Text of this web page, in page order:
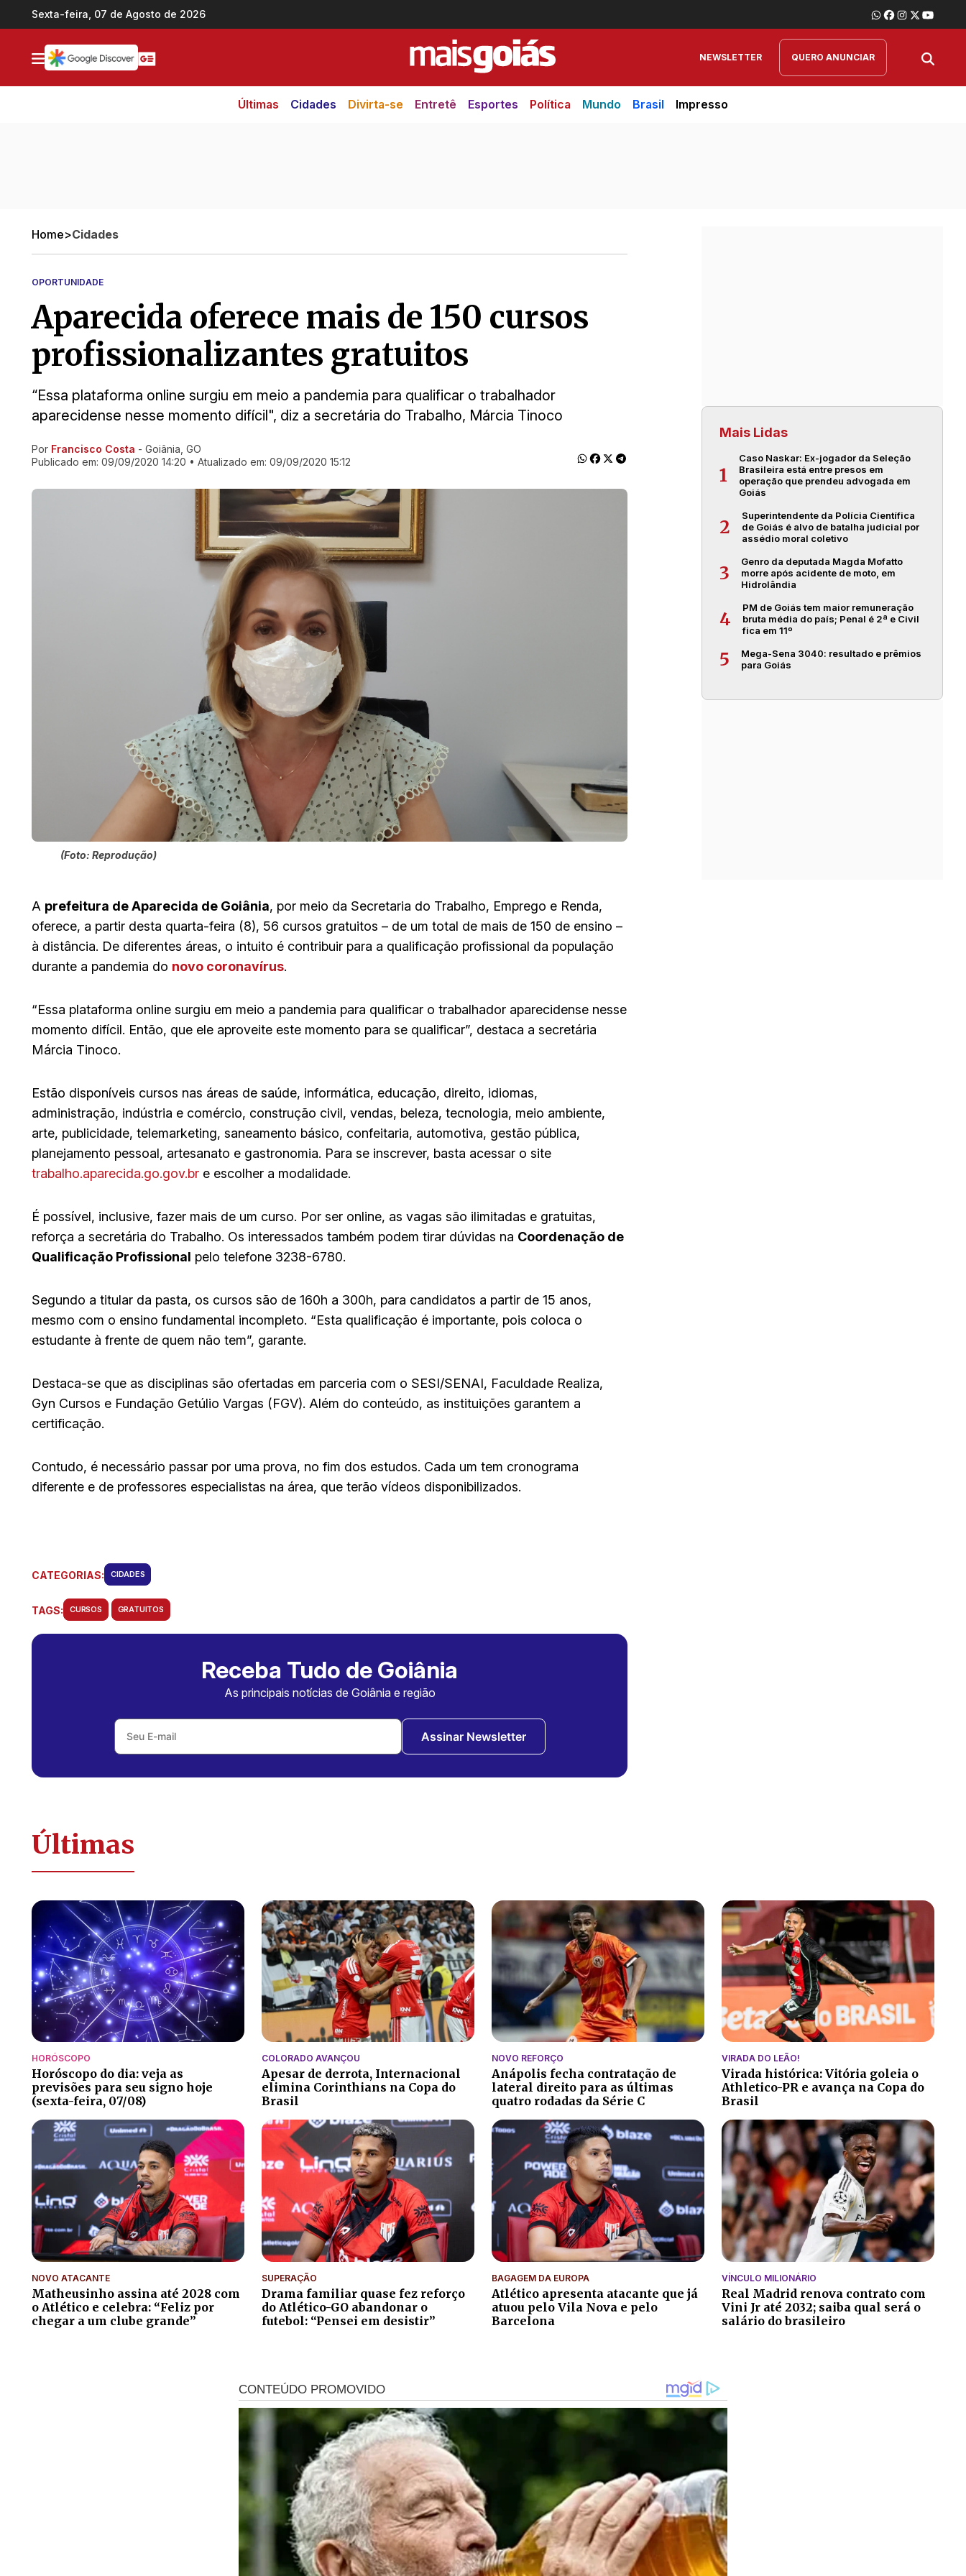
Ir direto pro conteúdo
Sexta-feira, 07 de Agosto de 2026
NEWSLETTER QUERO ANUNCIAR
Últimas Cidades Divirta-se Entretê Esportes Política Mundo Brasil Impresso
Home>Cidades
OPORTUNIDADE
Aparecida oferece mais de 150 cursos
profissionalizantes gratuitos
“Essa plataforma online surgiu em meio a pandemia para qualificar o trabalhador
aparecidense nesse momento difícil", diz a secretária do Trabalho, Márcia Tinoco
Ir direto pra matéria
Por Francisco Costa - Goiânia, GO
Publicado em: 09/09/2020 14:20 • Atualizado em: 09/09/2020 15:12
(Foto: Reprodução)
A prefeitura de Aparecida de Goiânia, por meio da Secretaria do Trabalho, Emprego e Renda,
oferece, a partir desta quarta-feira (8), 56 cursos gratuitos – de um total de mais de 150 de ensino –
à distância. De diferentes áreas, o intuito é contribuir para a qualificação profissional da população
durante a pandemia do novo coronavírus.
“Essa plataforma online surgiu em meio a pandemia para qualificar o trabalhador aparecidense nesse
momento difícil. Então, que ele aproveite este momento para se qualificar”, destaca a secretária
Márcia Tinoco.
Estão disponíveis cursos nas áreas de saúde, informática, educação, direito, idiomas,
administração, indústria e comércio, construção civil, vendas, beleza, tecnologia, meio ambiente,
arte, publicidade, telemarketing, saneamento básico, confeitaria, automotiva, gestão pública,
planejamento pessoal, artesanato e gastronomia. Para se inscrever, basta acessar o site
trabalho.aparecida.go.gov.br e escolher a modalidade.
É possível, inclusive, fazer mais de um curso. Por ser online, as vagas são ilimitadas e gratuitas,
reforça a secretária do Trabalho. Os interessados também podem tirar dúvidas na Coordenação de
Qualificação Profissional pelo telefone 3238-6780.
Segundo a titular da pasta, os cursos são de 160h a 300h, para candidatos a partir de 15 anos,
mesmo com o ensino fundamental incompleto. “Esta qualificação é importante, pois coloca o
estudante à frente de quem não tem”, garante.
Destaca-se que as disciplinas são ofertadas em parceria com o SESI/SENAI, Faculdade Realiza,
Gyn Cursos e Fundação Getúlio Vargas (FGV). Além do conteúdo, as instituições garantem a
certificação.
Contudo, é necessário passar por uma prova, no fim dos estudos. Cada um tem cronograma
diferente e de professores especialistas na área, que terão vídeos disponibilizados.
CATEGORIAS: CIDADES
TAGS: CURSOS GRATUITOS
Receba Tudo de Goiânia
As principais notícias de Goiânia e região
Assinar Newsletter
Mais Lidas
1
Caso Naskar: Ex-jogador da Seleção
Brasileira está entre presos em
operação que prendeu advogada em
Goiás
2
Superintendente da Polícia Científica
de Goiás é alvo de batalha judicial por
assédio moral coletivo
3
Genro da deputada Magda Mofatto
morre após acidente de moto, em
Hidrolândia
4
PM de Goiás tem maior remuneração
bruta média do país; Penal é 2ª e Civil
fica em 11º
5
Mega-Sena 3040: resultado e prêmios
para Goiás
Últimas
HORÓSCOPO
Horóscopo do dia: veja as
previsões para seu signo hoje
(sexta-feira, 07/08)
COLORADO AVANÇOU
Apesar de derrota, Internacional
elimina Corinthians na Copa do
Brasil
NOVO REFORÇO
Anápolis fecha contratação de
lateral direito para as últimas
quatro rodadas da Série C
VIRADA DO LEÃO!
Virada histórica: Vitória goleia o
Athletico-PR e avança na Copa do
Brasil
NOVO ATACANTE
Matheusinho assina até 2028 com
o Atlético e celebra: “Feliz por
chegar a um clube grande”
SUPERAÇÃO
Drama familiar quase fez reforço
do Atlético-GO abandonar o
futebol: “Pensei em desistir”
BAGAGEM DA EUROPA
Atlético apresenta atacante que já
atuou pelo Vila Nova e pelo
Barcelona
VÍNCULO MILIONÁRIO
Real Madrid renova contrato com
Vini Jr até 2032; saiba qual será o
salário do brasileiro